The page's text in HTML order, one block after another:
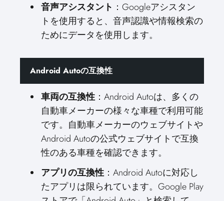
音声アシスタント ：Googleアシスタン
トを使用すると、音声認識や情報検索の
ためにデータを使用します。
Android Autoの互換性
車両の互換性：Android Autoは、多くの
自動車メーカーの様々な車種で利用可能
です。自動車メーカーのウェブサイトや
Android Autoの公式ウェブサイトで互換
性のある車種を確認できます。
アプリの互換性：Android Autoに対応し
たアプリは限られています。Google Play